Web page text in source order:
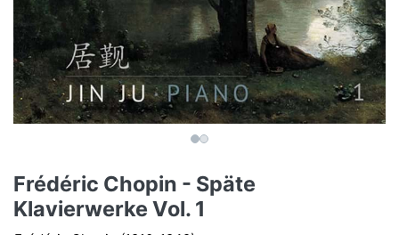
Frédéric Chopin - Späte
Klavierwerke Vol. 1